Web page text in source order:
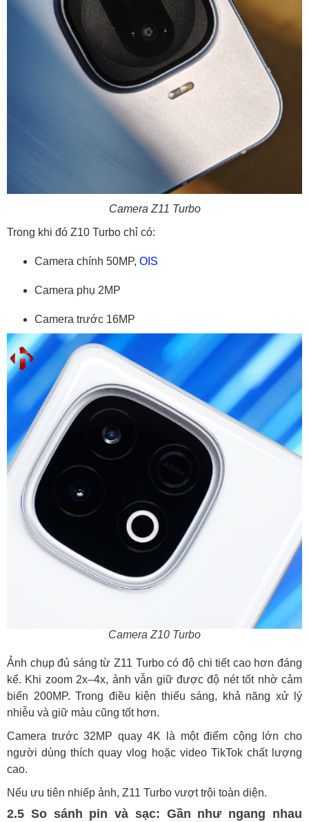
Camera Z11 Turbo
Trong khi đó Z10 Turbo chỉ có:
Camera chính 50MP, OIS
Camera phụ 2MP
Camera trước 16MP
Camera Z10 Turbo
Ảnh chụp đủ sáng từ Z11 Turbo có độ chi tiết cao hơn đáng
kể. Khi zoom 2x–4x, ảnh vẫn giữ được độ nét tốt nhờ cảm
biến 200MP. Trong điều kiện thiếu sáng, khả năng xử lý
nhiễu và giữ màu cũng tốt hơn.
Camera trước 32MP quay 4K là một điểm cộng lớn cho
người dùng thích quay vlog hoặc video TikTok chất lượng
cao.
Nếu ưu tiên nhiếp ảnh, Z11 Turbo vượt trội toàn diện.
2.5 So sánh pin và sạc: Gần như ngang nhau